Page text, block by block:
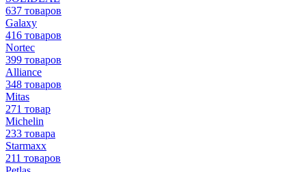
637 товаров
Galaxy
416 товаров
Nortec
399 товаров
Alliance
348 товаров
Mitas
271 товар
Michelin
233 товара
Starmaxx
211 товаров